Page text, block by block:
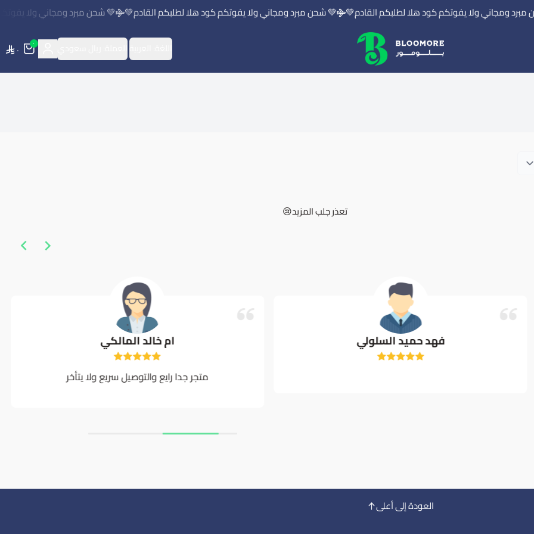
ومجاني ولا يفوتكم كود هلا لطلبكم القادم💚 💚 شحن مبرد ومجاني ولا يفوتكم كود هلا لطلبكم القادم💚 💚 شحن مبرد ومجاني ولا
بلومور | BLOOMORE
٠ ٠
تعذر جلب المزيد😢
فهد حميد السلولي ام خالد المالكي
متجر جدا رايع والتوصيل سريع ولا يتأخر
العودة إلى أعلى